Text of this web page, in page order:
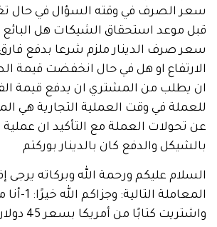
في وقته السؤال في حال تغير
استحقاق الشيكات هل البائع في
الدينار ملزم شرعا بدفع فارق
او هل في حال انخفضت قيمة الصرف
من المشتري ان يدفع قيمة الفرق أم
في وقت العملية التجارية هي
العملة مع التأكيد ان عملية البيع
والدفع كان بالدينار بوركتم
عليكم ورحمة الله وبركاته يرجى إفادة
المعاملة التالية: وجزاكم الله
واشتريت كتابًا من أمريكا بسعر 45